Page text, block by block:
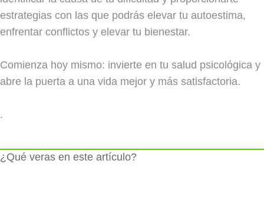
estrategias con las que podrás elevar tu autoestima,
enfrentar conflictos y elevar tu bienestar.
Comienza hoy mismo: invierte en tu salud psicológica y
abre la puerta a una vida mejor y más satisfactoria.
.
¿Qué veras en este artículo?